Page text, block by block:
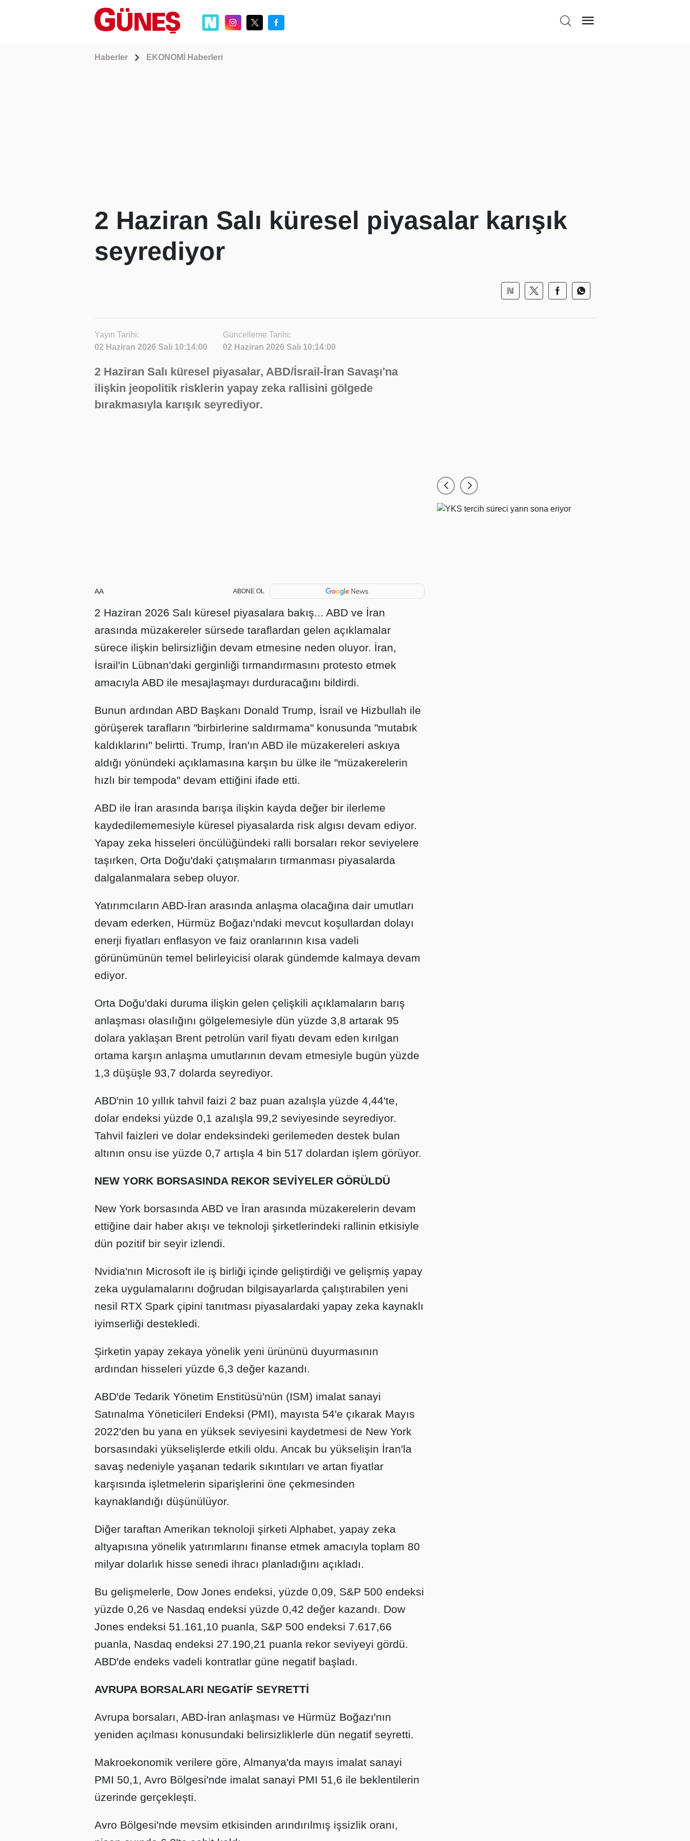
Haberler EKONOMİ Haberleri
2 Haziran Salı küresel piyasalar karışık
seyrediyor
Yayın Tarihi:
02 Haziran 2026 Salı 10:14:00
Güncelleme Tarihi:
02 Haziran 2026 Salı 10:14:00
2 Haziran Salı küresel piyasalar, ABD/İsrail-İran Savaşı'na
ilişkin jeopolitik risklerin yapay zeka rallisini gölgede
bırakmasıyla karışık seyrediyor.
AA ABONE OL
2 Haziran 2026 Salı küresel piyasalara bakış... ABD ve İran
arasında müzakereler sürsede taraflardan gelen açıklamalar
sürece ilişkin belirsizliğin devam etmesine neden oluyor. İran,
İsrail'in Lübnan'daki gerginliği tırmandırmasını protesto etmek
amacıyla ABD ile mesajlaşmayı durduracağını bildirdi.
Bunun ardından ABD Başkanı Donald Trump, İsrail ve Hizbullah ile
görüşerek tarafların "birbirlerine saldırmama" konusunda "mutabık
kaldıklarını" belirtti. Trump, İran'ın ABD ile müzakereleri askıya
aldığı yönündeki açıklamasına karşın bu ülke ile "müzakerelerin
hızlı bir tempoda" devam ettiğini ifade etti.
ABD ile İran arasında barışa ilişkin kayda değer bir ilerleme
kaydedilememesiyle küresel piyasalarda risk algısı devam ediyor.
Yapay zeka hisseleri öncülüğündeki ralli borsaları rekor seviyelere
taşırken, Orta Doğu'daki çatışmaların tırmanması piyasalarda
dalgalanmalara sebep oluyor.
Yatırımcıların ABD-İran arasında anlaşma olacağına dair umutları
devam ederken, Hürmüz Boğazı'ndaki mevcut koşullardan dolayı
enerji fiyatları enflasyon ve faiz oranlarının kısa vadeli
görünümünün temel belirleyicisi olarak gündemde kalmaya devam
ediyor.
Orta Doğu'daki duruma ilişkin gelen çelişkili açıklamaların barış
anlaşması olasılığını gölgelemesiyle dün yüzde 3,8 artarak 95
dolara yaklaşan Brent petrolün varil fiyatı devam eden kırılgan
ortama karşın anlaşma umutlarının devam etmesiyle bugün yüzde
1,3 düşüşle 93,7 dolarda seyrediyor.
ABD'nin 10 yıllık tahvil faizi 2 baz puan azalışla yüzde 4,44'te,
dolar endeksi yüzde 0,1 azalışla 99,2 seviyesinde seyrediyor.
Tahvil faizleri ve dolar endeksindeki gerilemeden destek bulan
altının onsu ise yüzde 0,7 artışla 4 bin 517 dolardan işlem görüyor.
NEW YORK BORSASINDA REKOR SEVİYELER GÖRÜLDÜ
New York borsasında ABD ve İran arasında müzakerelerin devam
ettiğine dair haber akışı ve teknoloji şirketlerindeki rallinin etkisiyle
dün pozitif bir seyir izlendi.
Nvidia'nın Microsoft ile iş birliği içinde geliştirdiği ve gelişmiş yapay
zeka uygulamalarını doğrudan bilgisayarlarda çalıştırabilen yeni
nesil RTX Spark çipini tanıtması piyasalardaki yapay zeka kaynaklı
iyimserliği destekledi.
Şirketin yapay zekaya yönelik yeni ürününü duyurmasının
ardından hisseleri yüzde 6,3 değer kazandı.
ABD'de Tedarik Yönetim Enstitüsü'nün (ISM) imalat sanayi
Satınalma Yöneticileri Endeksi (PMI), mayısta 54'e çıkarak Mayıs
2022'den bu yana en yüksek seviyesini kaydetmesi de New York
borsasındaki yükselişlerde etkili oldu. Ancak bu yükselişin İran'la
savaş nedeniyle yaşanan tedarik sıkıntıları ve artan fiyatlar
karşısında işletmelerin siparişlerini öne çekmesinden
kaynaklandığı düşünülüyor.
Diğer taraftan Amerikan teknoloji şirketi Alphabet, yapay zeka
altyapısına yönelik yatırımlarını finanse etmek amacıyla toplam 80
milyar dolarlık hisse senedi ihracı planladığını açıkladı.
Bu gelişmelerle, Dow Jones endeksi, yüzde 0,09, S&P 500 endeksi
yüzde 0,26 ve Nasdaq endeksi yüzde 0,42 değer kazandı. Dow
Jones endeksi 51.161,10 puanla, S&P 500 endeksi 7.617,66
puanla, Nasdaq endeksi 27.190,21 puanla rekor seviyeyi gördü.
ABD'de endeks vadeli kontratlar güne negatif başladı.
AVRUPA BORSALARI NEGATİF SEYRETTİ
Avrupa borsaları, ABD-İran anlaşması ve Hürmüz Boğazı'nın
yeniden açılması konusundaki belirsizliklerle dün negatif seyretti.
Makroekonomik verilere göre, Almanya'da mayıs imalat sanayi
PMI 50,1, Avro Bölgesi'nde imalat sanayi PMI 51,6 ile beklentilerin
üzerinde gerçekleşti.
Avro Bölgesi'nde mevsim etkisinden arındırılmış işsizlik oranı,